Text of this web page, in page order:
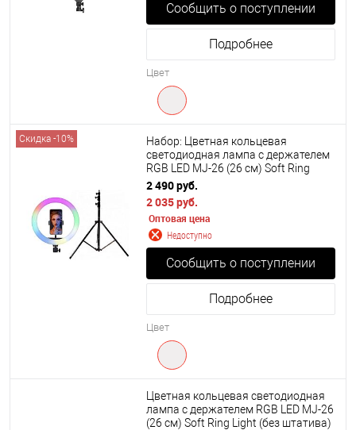
Сообщить о поступлении
Подробнее
Цвет
Скидка -10%
Набор: Цветная кольцевая
светодиодная лампа с держателем
RGB LED MJ-26 (26 см) Soft Ring
Light + Штатив 210 см.
2 490 руб.
2 035 руб.
Оптовая цена
Недоступно
Сообщить о поступлении
Подробнее
Цвет
Цветная кольцевая светодиодная
лампа с держателем RGB LED MJ-26
(26 см) Soft Ring Light (без штатива)